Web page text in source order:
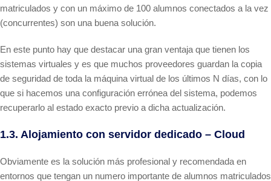
matriculados y con un máximo de 100 alumnos conectados a la vez
(concurrentes) son una buena solución.
En este punto hay que destacar una gran ventaja que tienen los
sistemas virtuales y es que muchos proveedores guardan la copia
de seguridad de toda la máquina virtual de los últimos N días, con lo
que si hacemos una configuración errónea del sistema, podemos
recuperarlo al estado exacto previo a dicha actualización.
1.3. Alojamiento con servidor dedicado – Cloud
Obviamente es la solución más profesional y recomendada en
entornos que tengan un numero importante de alumnos matriculados